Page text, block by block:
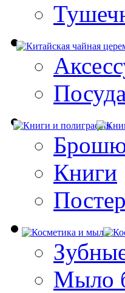
Посуда
Книги
Мыло